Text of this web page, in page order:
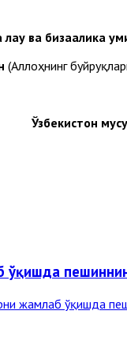
ва бизаалика
(Аллоҳнинг
Ўзбекистон